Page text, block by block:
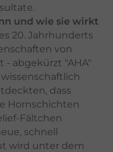
und wie sie wirkt
20. Jahrhunderts
von
- abgekürzt "AHA"
wissenschaftlich
dass
Hornschichten
Fältchen
schnell
wird unter dem